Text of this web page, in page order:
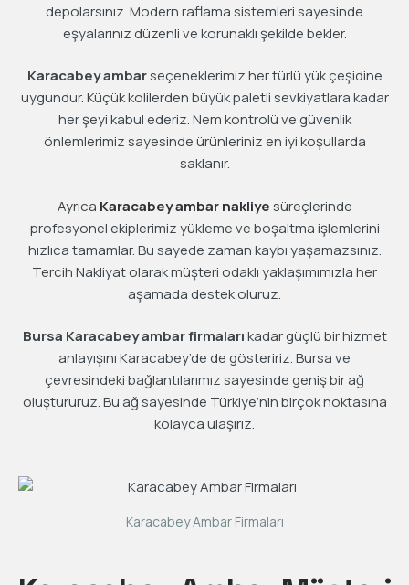
depolarsınız. Modern raflama sistemleri sayesinde
eşyalarınız düzenli ve korunaklı şekilde bekler.
Karacabey ambarseçeneklerimiz her türlü yük çeşidine
uygundur. Küçük kolilerden büyük paletli sevkiyatlara kadar
her şeyi kabul ederiz. Nem kontrolü ve güvenlik
önlemlerimiz sayesinde ürünleriniz en iyi koşullarda
saklanır.
Ayrıca Karacabey ambar nakliyesüreçlerinde
profesyonel ekiplerimiz yükleme ve boşaltma işlemlerini
hızlıca tamamlar. Bu sayede zaman kaybı yaşamazsınız.
Tercih Nakliyat olarak müşteri odaklı yaklaşımımızla her
aşamada destek oluruz.
Bursa Karacabey ambar firmalarıkadar güçlü bir hizmet
anlayışını Karacabey’de de gösteririz. Bursa ve
çevresindeki bağlantılarımız sayesinde geniş bir ağ
oluştururuz. Bu ağ sayesinde Türkiye’nin birçok noktasına
kolayca ulaşırız.
Karacabey Ambar Firmaları